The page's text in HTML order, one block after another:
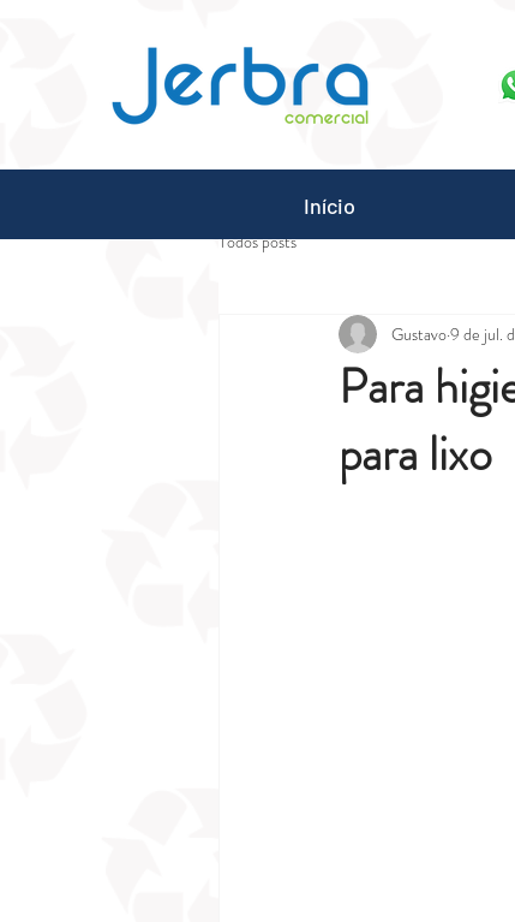
Todos posts
Para
para lixo
Gustavo9 de jul.
Início